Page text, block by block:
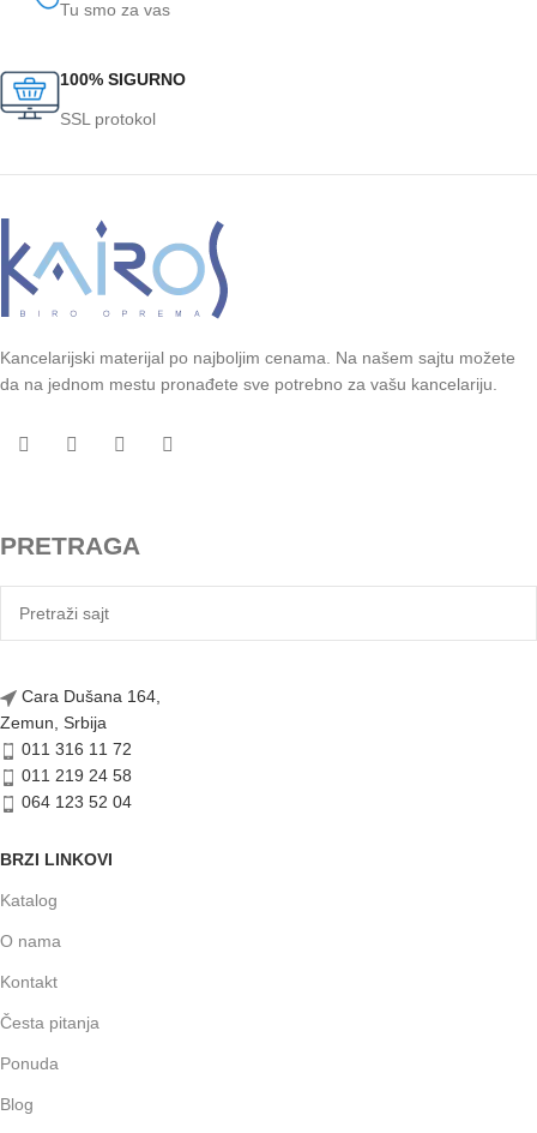
Tu smo za vas
100% SIGURNO
SSL protokol
Kancelarijski materijal po najboljim cenama. Na našem sajtu možete
da na jednom mestu pronađete sve potrebno za vašu kancelariju.
PRETRAGA
Cara Dušana 164,
Zemun, Srbija
011 316 11 72
011 219 24 58
064 123 52 04
BRZI LINKOVI
Katalog
O nama
Kontakt
Česta pitanja
Ponuda
Blog